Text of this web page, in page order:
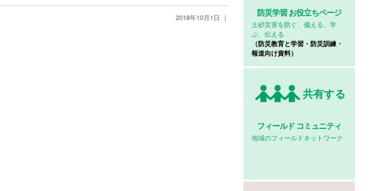
2018年10月1日 ｜ 防災学習お役立ちページ
土砂災害を防ぐ、備える、学
ぶ、伝える
（防災教育と学習・防災訓練・
報道向け資料）
共有する
フィールド コミュニティ
地域のフィールドネットワーク